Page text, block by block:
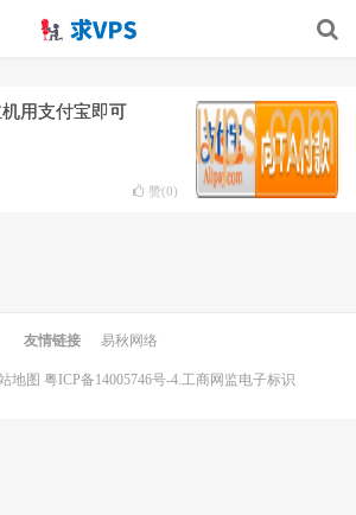
用支付宝即可
赞(0)
友情链接 易秋网络
地图 粤ICP备14005746号-4.工商网监电子标识